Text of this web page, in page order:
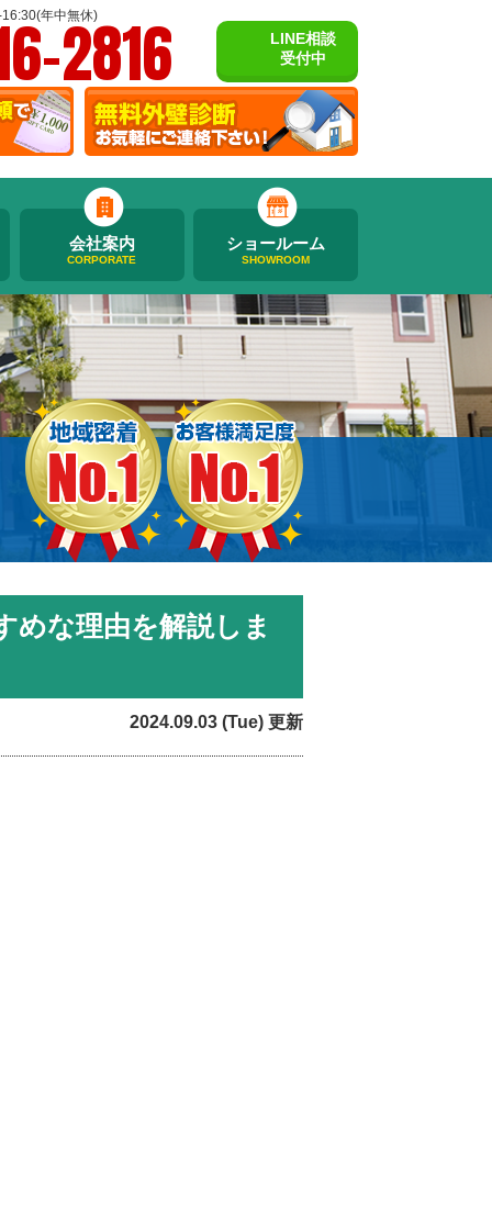
年中無休)
2816
LINE相談
受付中
会社案内
CORPORATE
ショールーム
SHOWROOM
めな理由を解説しま
2024.09.03 (Tue) 更新